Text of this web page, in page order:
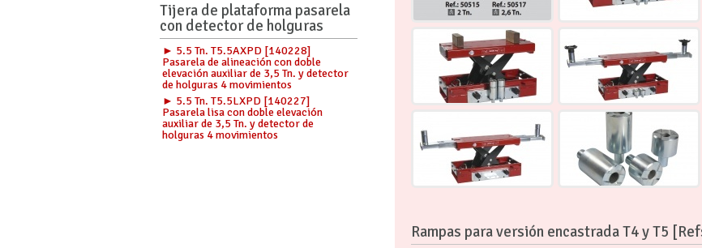
Tijera de plataforma pasarela
con detector de holguras
► 5.5 Tn. T5.5AXPD [140228]
Pasarela de alineación con doble
elevación auxiliar de 3,5 Tn. y detector
de holguras 4 movimientos
► 5.5 Tn. T5.5LXPD [140227]
Pasarela lisa con doble elevación
auxiliar de 3,5 Tn. y detector de
holguras 4 movimientos
Rampas para versión encastrada T4 y T5